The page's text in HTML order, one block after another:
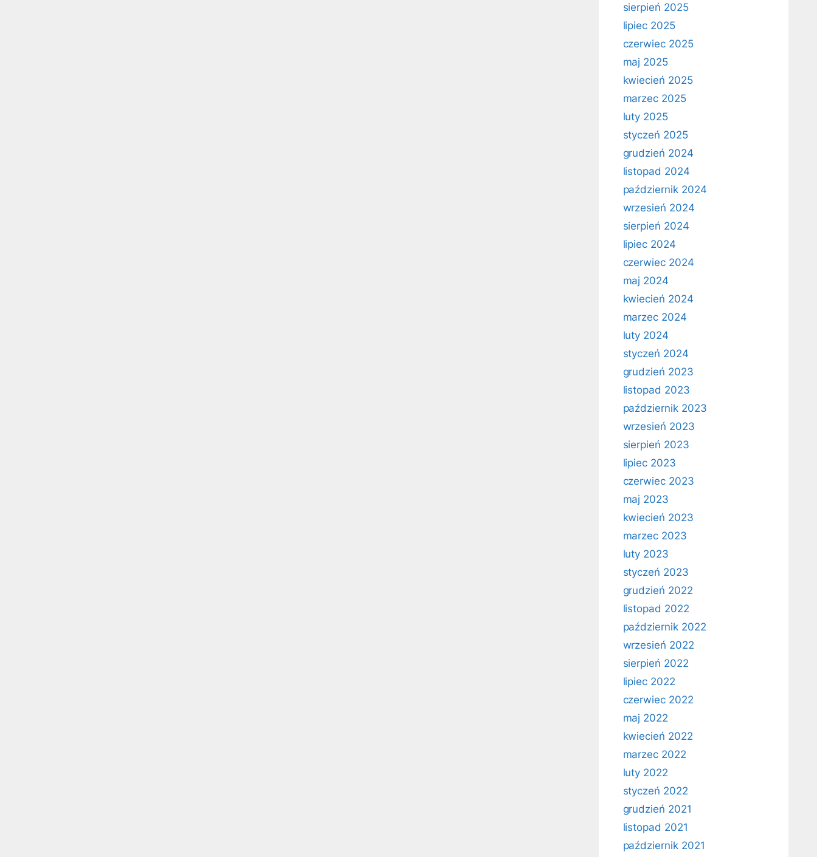
sierpień 2025
lipiec 2025
czerwiec 2025
maj 2025
kwiecień 2025
marzec 2025
luty 2025
styczeń 2025
grudzień 2024
listopad 2024
październik 2024
wrzesień 2024
sierpień 2024
lipiec 2024
czerwiec 2024
maj 2024
kwiecień 2024
marzec 2024
luty 2024
styczeń 2024
grudzień 2023
listopad 2023
październik 2023
wrzesień 2023
sierpień 2023
lipiec 2023
czerwiec 2023
maj 2023
kwiecień 2023
marzec 2023
luty 2023
styczeń 2023
grudzień 2022
listopad 2022
październik 2022
wrzesień 2022
sierpień 2022
lipiec 2022
czerwiec 2022
maj 2022
kwiecień 2022
marzec 2022
luty 2022
styczeń 2022
grudzień 2021
listopad 2021
październik 2021